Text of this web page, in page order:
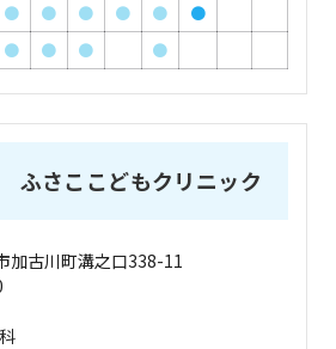
● ● ● ● ●
●
● ● ● ●
ふさここどもクリニック
加古川町溝之口338-11